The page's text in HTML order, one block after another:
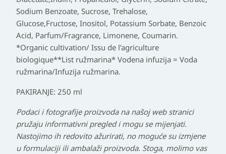
Sodium Benzoate, Sucrose, Trehalose,
Glucose,Fructose, Inositol, Potassium Sorbate, Benzoic
Acid, Parfum/Fragrance, Limonene, Coumarin.
*Organic cultivation/ Issu de l’agriculture
biologique**List ružmarina* Vodena infuzija = Voda
ružmarina/Infuzija ružmarina.
PAKIRANJE: 250 ml
Podaci i fotografije proizvoda na našoj web stranici
pružaju informativni pregled i mogu se mijenjati.
Nastojimo ih redovito ažurirati, no moguće su izmjene
u formulaciji ili ambalaži proizvoda. Stoga, molimo vas